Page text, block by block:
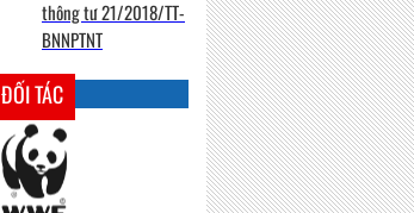
thông tư 21/2018/TT-
BNNPTNT
ĐỐI TÁC